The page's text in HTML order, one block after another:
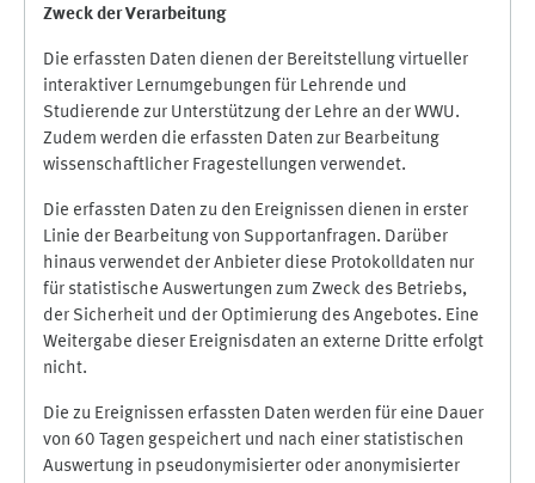
Zweck der Verarbeitung
Die erfassten Daten dienen der Bereitstellung virtueller
interaktiver Lernumgebungen für Lehrende und
Studierende zur Unterstützung der Lehre an der WWU.
Zudem werden die erfassten Daten zur Bearbeitung
wissenschaftlicher Fragestellungen verwendet.
Die erfassten Daten zu den Ereignissen dienen in erster
Linie der Bearbeitung von Supportanfragen. Darüber
hinaus verwendet der Anbieter diese Protokolldaten nur
für statistische Auswertungen zum Zweck des Betriebs,
der Sicherheit und der Optimierung des Angebotes. Eine
Weitergabe dieser Ereignisdaten an externe Dritte erfolgt
nicht.
Die zu Ereignissen erfassten Daten werden für eine Dauer
von 60 Tagen gespeichert und nach einer statistischen
Auswertung in pseudonymisierter oder anonymisierter